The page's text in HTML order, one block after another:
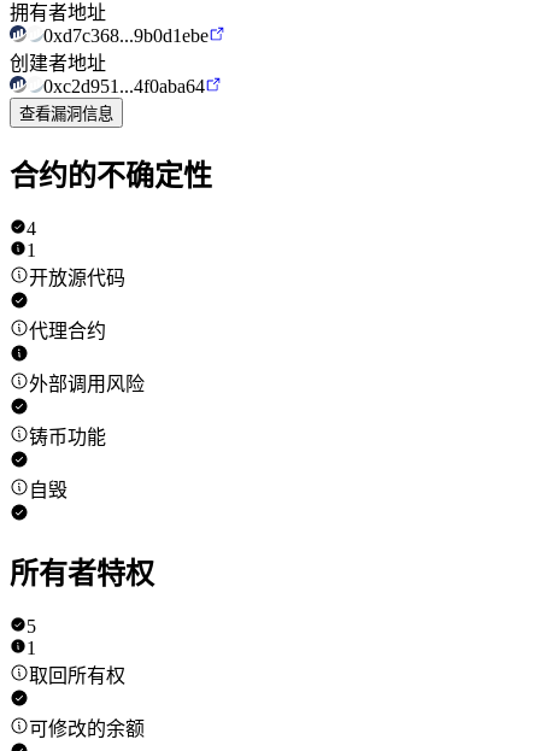
拥有者地址
0xd7c368...9b0d1ebe
创建者地址
0xc2d951...4f0aba64
查看漏洞信息
合约的不确定性
4
1
开放源代码
代理合约
外部调用风险
铸币功能
自毁
所有者特权
5
1
取回所有权
可修改的余额